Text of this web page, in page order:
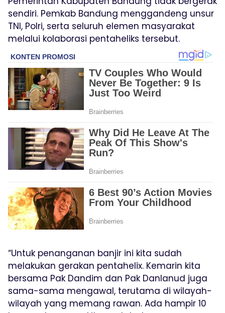
sendiri. Pemkab Bandung menggandeng unsur
TNI, Polri, serta seluruh elemen masyarakat
melalui kolaborasi pentaheliks tersebut.
“Untuk penanganan banjir ini kita sudah
melakukan gerakan pentahelix. Kemarin kita
bersama Pak Dandim dan Pak Danlanud juga
sama-sama mengawal, terutama di wilayah-
wilayah yang memang rawan. Ada hampir 10